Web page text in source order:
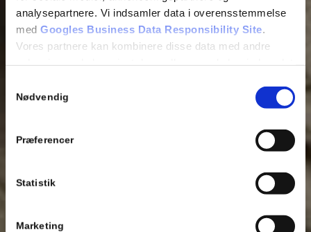
analysepartnere. Vi indsamler data i overensstemmelse
med Googles Business Data Responsibility Site
Vores partnere kan kombinere disse data med andre
Se Cookie & Privatlivspolitik
Nødvendig
Præferencer
Statistik
Marketing